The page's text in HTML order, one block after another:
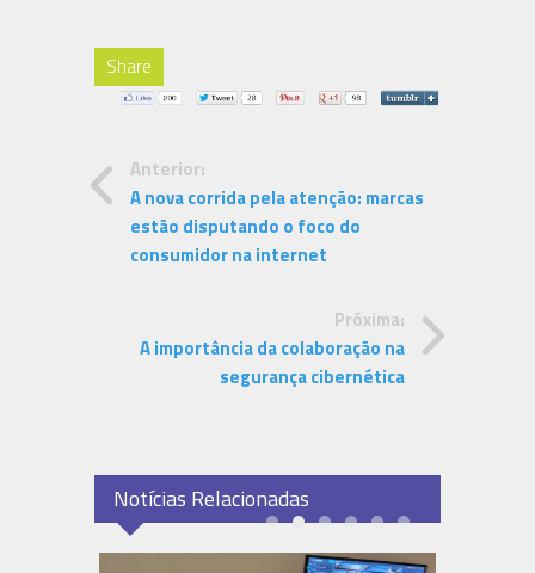
Share
Anterior:
A nova corrida pela atenção: marcas
estão disputando o foco do
consumidor na internet
Próxima:
A importância da colaboração na
segurança cibernética
Notícias Relacionadas